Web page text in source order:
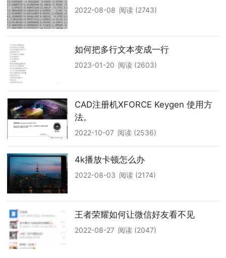
2022-08-08 阅读 (2743)
如何把多行文本变成一行
2023-01-20 阅读 (2603)
CAD注册机XFORCE Keygen 使用方
法。
2022-10-07 阅读 (2536)
4k播放卡顿怎么办
2022-08-03 阅读 (2174)
王者荣耀如何让微信好友看不见
2022-08-27 阅读 (2047)